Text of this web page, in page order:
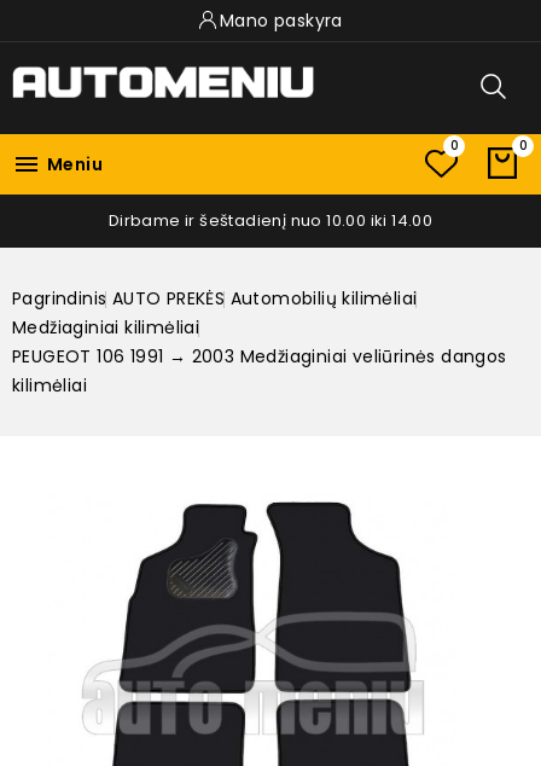
Mano paskyra
 Meniu
0 0
Dirbame ir šeštadienį nuo 10.00 iki 14.00
Pagrindinis AUTO PREKĖS Automobilių kilimėliai
Medžiaginiai kilimėliai
PEUGEOT 106 1991 → 2003 Medžiaginiai veliūrinės dangos
kilimėliai